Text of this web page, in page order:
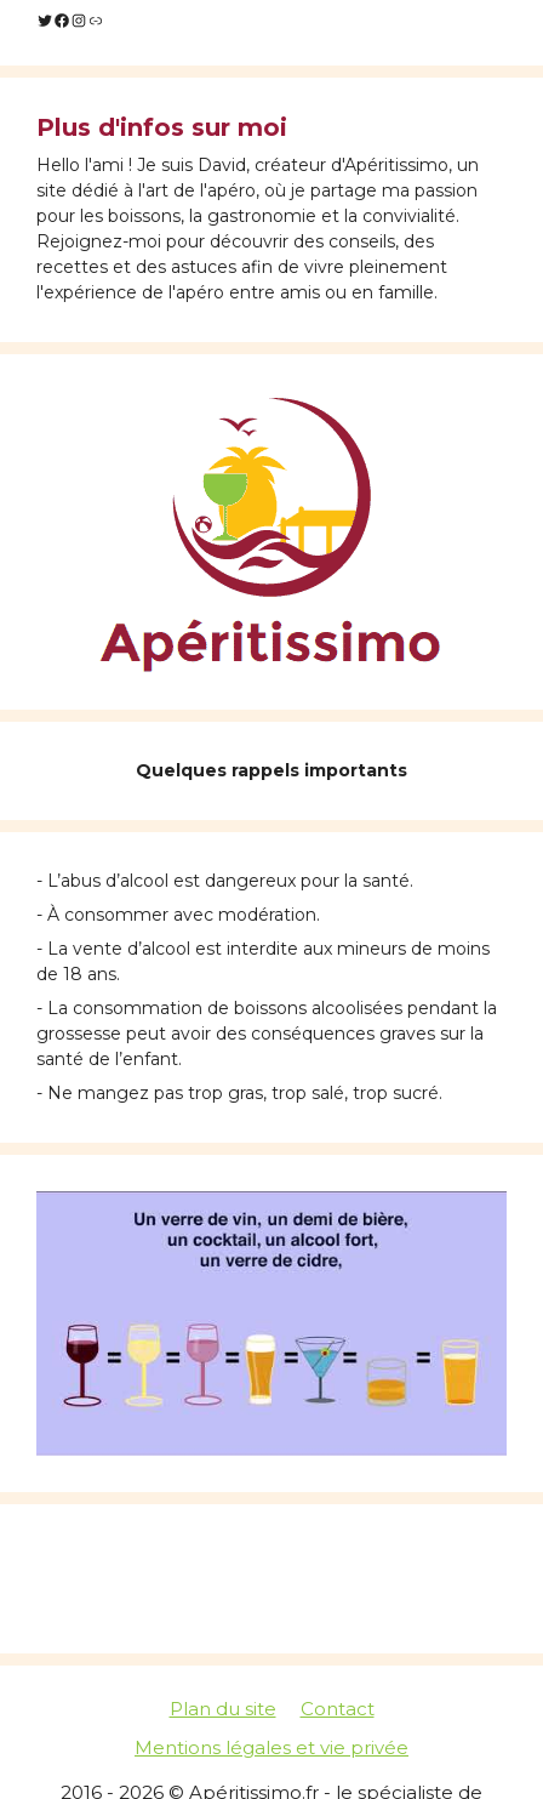
Twitter
Facebook
Instagram
Lien
Plus d'infos sur moi
Hello l'ami ! Je suis David, créateur d'Apéritissimo, un
site dédié à l'art de l'apéro, où je partage ma passion
pour les boissons, la gastronomie et la convivialité.
Rejoignez-moi pour découvrir des conseils, des
recettes et des astuces afin de vivre pleinement
l'expérience de l'apéro entre amis ou en famille.
Quelques rappels importants
- L’abus d’alcool est dangereux pour la santé.
- À consommer avec modération.
- La vente d’alcool est interdite aux mineurs de moins
de 18 ans.
- La consommation de boissons alcoolisées pendant la
grossesse peut avoir des conséquences graves sur la
santé de l’enfant.
- Ne mangez pas trop gras, trop salé, trop sucré.
Plan du site
Contact
Mentions légales et vie privée
2016 - 2026 © Apéritissimo.fr - le spécialiste de